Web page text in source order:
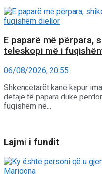
E paparë më përpara,
teleskopi më i
06/08/2026, 20:55
Shkencëtarët kanë kapur
detaje të papara duke
fuqishëm në...
Lajmi i fundit